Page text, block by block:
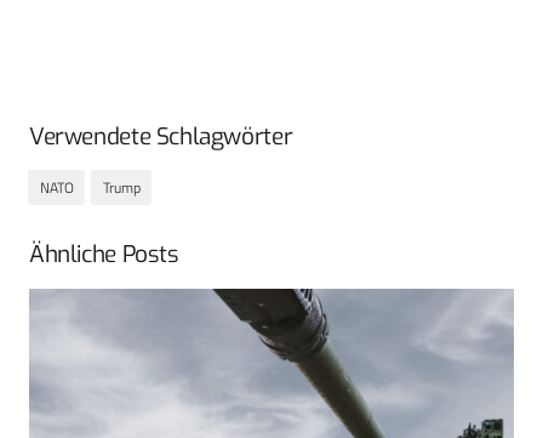
Verwendete Schlagwörter
NATO Trump
Ähnliche Posts